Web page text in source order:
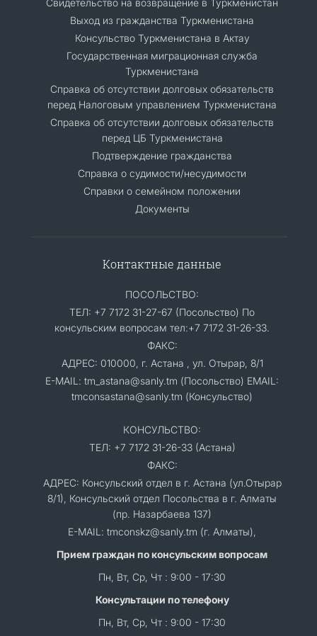
Cвидетельство на возвращение в Туркменистан
Выход из гражданства Туркменистана
Консульство Туркменистана в Актау
Государственная миграционная служба
Туркменистана
Справка об отсутствии долговых обязательств
перед Налоговым управлением Туркменистана
Справка об отсутствии долговых обязательств
перед ЦБ Туркменистана
Подтверждение гражданства
Справка о судимости/несудимости
Cправки о семейном положении
Документы
Контактные данные
ПОСОЛЬСТВО:
ТЕЛ: +7 7172 31-27-67 (Посольство) По
консульским вопросам тел:+7 7172 31-26-33.
ФАКС:
АДРЕС: 010000, г. Астана , ул. Отырар, 8/1
E-MAIL: tm_astana@sanly.tm (Посольство) EMAIL:
tmconsastana@sanly.tm (Консульство)
КОНСУЛЬСТВО:
ТЕЛ: +7 7172 31-26-33 (Астана)
ФАКС:
АДРЕС: Консульский отдел в г. Астана (ул.Отырар
8/1), Консульский отдел Посольства в г. Алматы
(пр. Назарбаева 137)
E-MAIL: tmconskz@sanly.tm (г. Алматы),
Прием граждан по консульским вопросам
Пн, Вт, Ср, Чт : 9:00 - 17:30
Консультации по телефону
Пн, Вт, Ср, Чт : 9:00 - 17:30